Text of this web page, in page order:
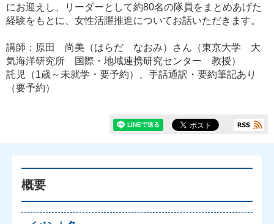
にお迎えし、リーダーとして約80名の隊員をまとめあげた
経験をもとに、女性活躍推進についてお話いただきます。
講師：原田 尚美（はらだ なおみ）さん（東京大学 大
気海洋研究所 国際・地域連携研究センター 教授）
託児（1歳～未就学・要予約）、手話通訳・要約筆記あり
（要予約）
概要